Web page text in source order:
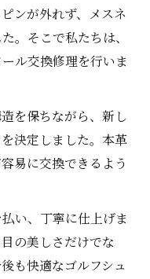
ンが外れず、メスネ
。そこで私たちは、
ル交換修理を行いま
を保ちながら、新し
決定しました。本革
易に交換できるよう
い、丁寧に仕上げま
の美しさだけでな
も快適なゴルフシュ